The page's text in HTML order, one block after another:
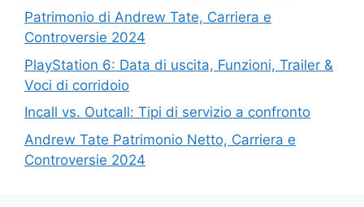
Patrimonio di Andrew Tate, Carriera e
Controversie 2024
PlayStation 6: Data di uscita, Funzioni, Trailer &
Voci di corridoio
Incall vs. Outcall: Tipi di servizio a confronto
Andrew Tate Patrimonio Netto, Carriera e
Controversie 2024